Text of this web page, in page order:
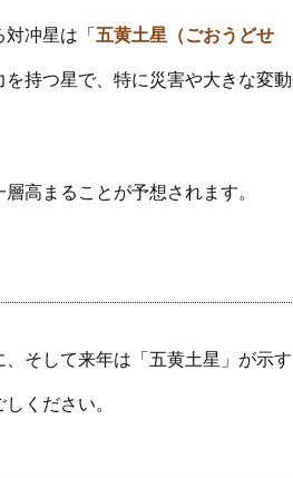
対冲星は「五黄土星（ごおうどせ
持つ星で、特に災害や大きな変動
高まることが予想されます。
そして来年は「五黄土星」が示す
ください。